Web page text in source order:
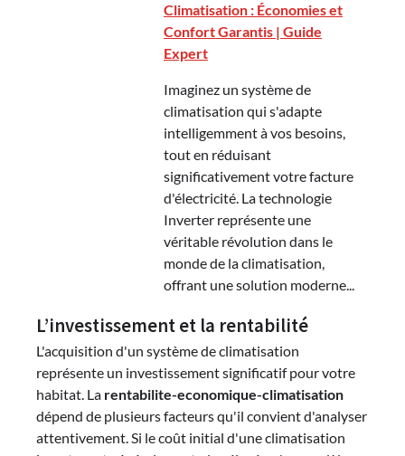
Climatisation : Économies et
Confort Garantis | Guide
Expert
Imaginez un système de
climatisation qui s'adapte
intelligemment à vos besoins,
tout en réduisant
significativement votre facture
d'électricité. La technologie
Inverter représente une
véritable révolution dans le
monde de la climatisation,
offrant une solution moderne...
L’investissement et la rentabilité
L'acquisition d'un système de climatisation
représente un investissement significatif pour votre
habitat. La rentabilite-economique-climatisation
dépend de plusieurs facteurs qu'il convient d'analyser
attentivement. Si le coût initial d'une climatisation